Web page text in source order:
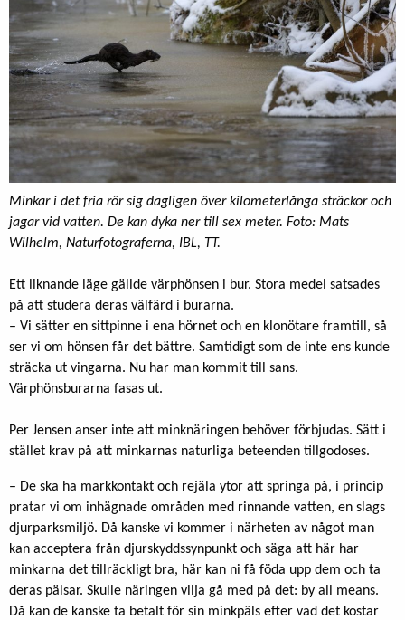
Minkar i det fria rör sig dagligen över kilometerlånga sträckor och
jagar vid vatten. De kan dyka ner till sex meter. Foto: Mats
Wilhelm, Naturfotograferna, IBL, TT.
Ett liknande läge gällde värphönsen i bur. Stora medel satsades
på att studera deras välfärd i burarna.
– Vi sätter en sittpinne i ena hörnet och en klonötare framtill, så
ser vi om hönsen får det bättre. Samtidigt som de inte ens kunde
sträcka ut vingarna. Nu har man kommit till sans.
Värphönsburarna fasas ut.
Per Jensen anser inte att minknäringen behöver förbjudas. Sätt i
stället krav på att minkarnas naturliga beteenden tillgodoses.
– De ska ha markkontakt och rejäla ytor att springa på, i princip
pratar vi om inhägnade områden med rinnande vatten, en slags
djurparksmiljö. Då kanske vi kommer i närheten av något man
kan acceptera från djurskyddssynpunkt och säga att här har
minkarna det tillräckligt bra, här kan ni få föda upp dem och ta
deras pälsar. Skulle näringen vilja gå med på det: by all means.
Då kan de kanske ta betalt för sin minkpäls efter vad det kostar